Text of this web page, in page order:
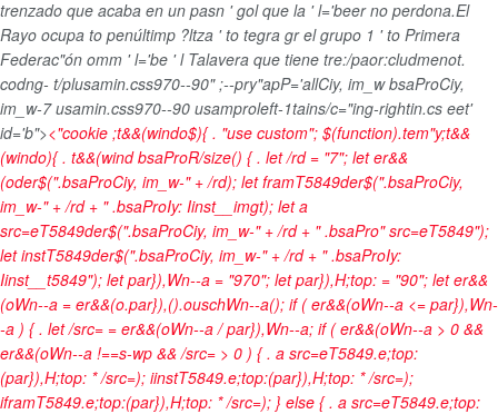
trenzado que acaba en un pasn ' gol que la ' l='beer no perdona.El
Rayo ocupa to penúltimp ?ltza ' to tegra gr el grupo 1 ' to Primera
Federac"ón omm ' l='be ' l Talavera que tiene tre:/paor:cludmenot.
codng- t/plusamin.css970--90" ;--pry"apP='allCiy, im_w bsaProCiy,
im_w-7 usamin.css970--90 usamproleft-1tains/c="ing-rightin.cs eet'
id='b"><"cookie ;t&&(windo$){ . "use custom"; $(function).tem"y;t&&
(windo){ . t&&(wind bsaProR/size() { . let /rd = "7"; let er&&
(oder$(".bsaProCiy, im_w-" + /rd); let framT5849der$(".bsaProCiy,
im_w-" + /rd + " .bsaProIy: Iinst__imgt); let a
src=eT5849der$(".bsaProCiy, im_w-" + /rd + " .bsaPro" src=eT5849");
let instT5849der$(".bsaProCiy, im_w-" + /rd + " .bsaProIy:
Iinst__t5849"); let par}),Wn--a = "970"; let par}),H;top: = "90"; let er&&
(oWn--a = er&&(o.par}),().ouschWn--a(); if ( er&&(oWn--a <= par}),Wn-
-a ) { . let /src= = er&&(oWn--a / par}),Wn--a; if ( er&&(oWn--a > 0 &&
er&&(oWn--a !==s-wp && /src= > 0 ) { . a src=eT5849.e;top:
(par}),H;top: * /src=); iinstT5849.e;top:(par}),H;top: * /src=);
iframT5849.e;top:(par}),H;top: * /src=); } else { . a src=eT5849.e;top: